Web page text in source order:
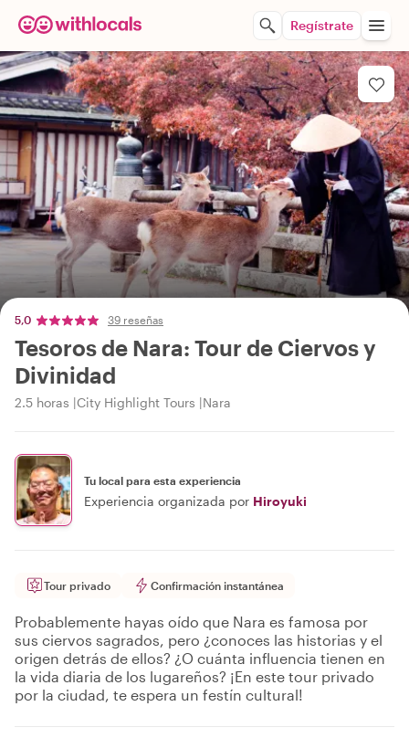
Regístrate
5,0 39 reseñas
Tesoros de Nara: Tour de Ciervos y
Divinidad
2.5 horas City Highlight Tours Nara
Tu local para esta experiencia
Experiencia organizada por Hiroyuki
Tour privado Confirmación instantánea
Probablemente hayas oído que Nara es famosa por
sus ciervos sagrados, pero ¿conoces las historias y el
origen detrás de ellos? ¿O cuánta influencia tienen en
la vida diaria de los lugareños? ¡En este tour privado
por la ciudad, te espera un festín cultural!